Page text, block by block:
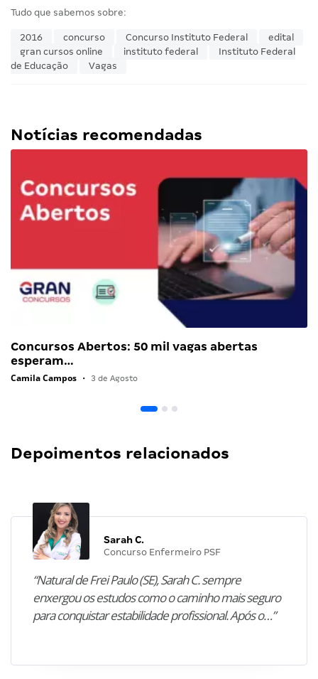
Tudo que sabemos sobre:
2016 concurso Concurso Instituto Federal
edital
gran cursos online
instituto federal
Instituto Federal
de Educação
Vagas
Notícias recomendadas
Concursos Abertos: 50 mil vagas abertas
esperam…
Camila Campos • 3 de Agosto
Depoimentos relacionados
Sarah C.
Concurso Enfermeiro PSF
“Natural de Frei Paulo (SE), Sarah C. sempre
enxergou os estudos como o caminho mais seguro
para conquistar estabilidade profissional. Após o…”